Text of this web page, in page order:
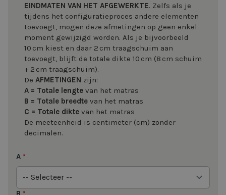
EINDMATEN VAN HET AFGEWERKTE. Zelfs als je
tijdens het configuratieproces andere elementen
toevoegt, mogen deze afmetingen op geen enkel
moment gewijzigd worden. Als je bijvoorbeeld
10 cm kiest en daar 2 cm traagschuim aan
toevoegt, blijft de totale dikte 10 cm (8 cm schuim
+ 2 cm traagschuim).
De AFMETINGEN zijn:
A = Totale lengte van het matras
B = Totale breedte van het matras
C = Totale dikte van het matras
De meeteenheid is centimeter (cm) zonder
decimalen.
A *